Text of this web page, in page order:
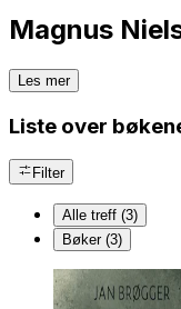
Magnus
Les mer
Liste over
Filter
Alle treff (3)
Bøker (3)